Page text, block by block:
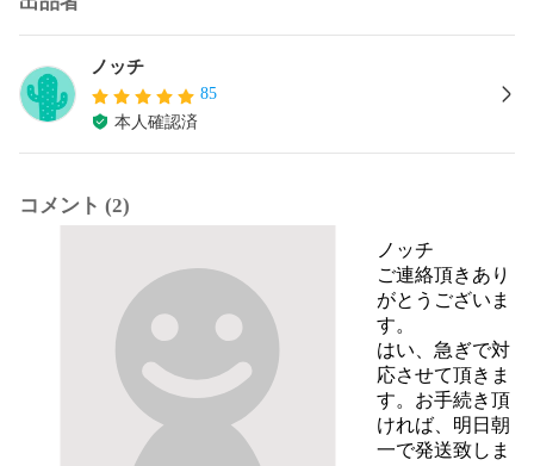
ノッチ
85
本人確認済
コメント (2)
ノッチ
ご連絡頂きあり
がとうございま
す。
はい、急ぎで対
応させて頂きま
す。お手続き頂
ければ、明日朝
一で発送致しま